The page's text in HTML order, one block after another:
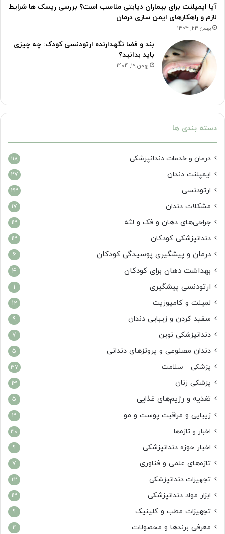
آیا ایمپلنت برای بیماران دیابتی مناسب است؟ بررسی ریسک ها شرایط
لازم و راهکارهای ایمن سازی درمان
بهمن 23, 1404
بند و فضا نگهدارنده ارتودنسی کودک: چه چیزی
باید بدانید؟
بهمن 19, 1404
دسته بندی ها
درمان‌ و خدمات دندانپزشکی 118
ایمپلنت دندان 27
ارتودنسی 23
مشکلات دندان 17
جراحی‌های دهان و فک و لثه 13
دندانپزشکی کودکان 13
درمان و پیشگیری پوسیدگی کودکان 6
بهداشت دهان برای کودکان 4
ارتودنسی پیشگیری 1
لمینت و کامپوزیت 12
سفید کردن و زیبایی دندان 9
دندانپزشکی نوین 7
دندان مصنوعی و پروتزهای دندانی 5
پزشکی – سلامت 37
پزشکی زنان 13
تغذیه و رژیم‌های غذایی 5
زیبایی و مراقبت پوست و مو 3
اخبار و تازه‌ها 30
اخبار حوزه دندانپزشکی 9
تازه‌های علمی و فناوری 7
تجهیزات دندانپزشکی 22
ابزار مواد دندانپزشکی 13
تجهیزات مطب و کلینیک 9
معرفی برندها و محصولات 4